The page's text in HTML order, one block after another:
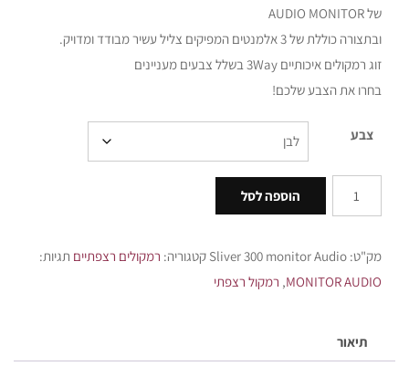
של AUDIO MONITOR
ובתצורה כוללת של 3 אלמנטים המפיקים צליל עשיר מבודד ומדויק.
זוג רמקולים איכותיים 3Way בשלל צבעים מעניינים
בחרו את הצבע שלכם!
צבע
הוספה לסל
מק"ט: Sliver 300 monitor Audio קטגוריה: רמקולים רצפתיים תגיות:
MONITOR AUDIO
, רמקול רצפתי
תיאור